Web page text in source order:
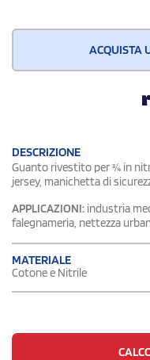
ACQUISTA
DESCRIZIONE
Guanto rivestito per ¾ in
jersey, manichetta di
APPLICAZIONI: industria
falegnameria, nettezza
MATERIALE
Cotone e Nitrile